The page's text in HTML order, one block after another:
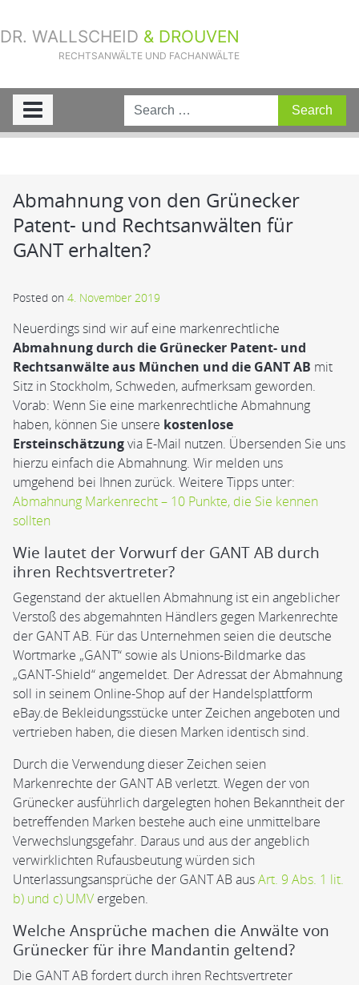
DR. WALLSCHEID & DROUVEN
RECHTSANWÄLTE UND FACHANWÄLTE
Sie sind hier: Aktuelle Fälle»
Abmahnung von den Grünecker
Patent- und Rechtsanwälten für GANT erhalten?
Abmahnung von den Grünecker
Patent- und Rechtsanwälten für
GANT erhalten?
Posted on 4. November 2019
Neuerdings sind wir auf eine markenrechtliche
Abmahnung durch die Grünecker Patent- und
Rechtsanwälte aus München und die GANT AB mit
Sitz in Stockholm, Schweden, aufmerksam geworden.
Vorab: Wenn Sie eine markenrechtliche Abmahnung
haben, können Sie unsere kostenlose
Ersteinschätzungvia E-Mail nutzen. Übersenden Sie uns
hierzu einfach die Abmahnung. Wir melden uns
umgehend bei Ihnen zurück. Weitere Tipps unter:
Abmahnung Markenrecht – 10 Punkte, die Sie kennen
sollten
Wie lautet der Vorwurf der GANT AB durch
ihren Rechtsvertreter?
Gegenstand der aktuellen Abmahnung ist ein angeblicher
Verstoß des abgemahnten Händlers gegen Markenrechte
der GANT AB. Für das Unternehmen seien die deutsche
Wortmarke „GANT“ sowie als Unions-Bildmarke das
„GANT-Shield“ angemeldet. Der Adressat der Abmahnung
soll in seinem Online-Shop auf der Handelsplattform
eBay.de Bekleidungsstücke unter Zeichen angeboten und
vertrieben haben, die diesen Marken identisch sind.
Durch die Verwendung dieser Zeichen seien
Markenrechte der GANT AB verletzt. Wegen der von
Grünecker ausführlich dargelegten hohen Bekanntheit der
betreffenden Marken bestehe auch eine unmittelbare
Verwechslungsgefahr. Daraus und aus der angeblich
verwirklichten Rufausbeutung würden sich
Unterlassungsansprüche der GANT AB ausArt. 9 Abs. 1 lit.
b) und c) UMV ergeben.
Welche Ansprüche machen die Anwälte von
Grünecker für ihre Mandantin geltend?
Die GANT AB fordert durch ihren Rechtsvertreter